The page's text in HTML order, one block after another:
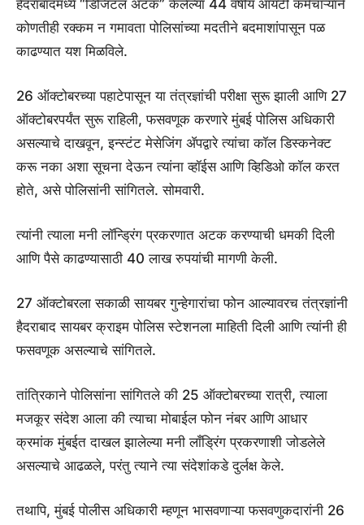
हैदराबादमध्ये “डिजिटल अटक” केलेल्या 44 वर्षीय आयटी कर्मचाऱ्याने
कोणतीही रक्कम न गमावता पोलिसांच्या मदतीने बदमाशांपासून पळ
काढण्यात यश मिळविले.
26 ऑक्टोबरच्या पहाटेपासून या तंत्रज्ञांची परीक्षा सुरू झाली आणि 27
ऑक्टोबरपर्यंत सुरू राहिली, फसवणूक करणारे मुंबई पोलिस अधिकारी
असल्याचे दाखवून, इन्स्टंट मेसेजिंग ॲपद्वारे त्यांचा कॉल डिस्कनेक्ट
करू नका अशा सूचना देऊन त्यांना व्हॉईस आणि व्हिडिओ कॉल करत
होते, असे पोलिसांनी सांगितले. सोमवारी.
त्यांनी त्याला मनी लॉन्ड्रिंग प्रकरणात अटक करण्याची धमकी दिली
आणि पैसे काढण्यासाठी 40 लाख रुपयांची मागणी केली.
27 ऑक्टोबरला सकाळी सायबर गुन्हेगारांचा फोन आल्यावरच तंत्रज्ञांनी
हैदराबाद सायबर क्राइम पोलिस स्टेशनला माहिती दिली आणि त्यांनी ही
फसवणूक असल्याचे सांगितले.
तांत्रिकाने पोलिसांना सांगितले की 25 ऑक्टोबरच्या रात्री, त्याला
मजकूर संदेश आला की त्याचा मोबाईल फोन नंबर आणि आधार
क्रमांक मुंबईत दाखल झालेल्या मनी लाँड्रिंग प्रकरणाशी जोडलेले
असल्याचे आढळले, परंतु त्याने त्या संदेशांकडे दुर्लक्ष केले.
तथापि, मुंबई पोलीस अधिकारी म्हणून भासवणाऱ्या फसवणुकदारांनी 26